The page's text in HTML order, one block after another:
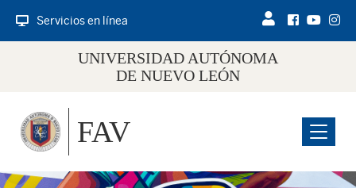
Servicios en línea
UNIVERSIDAD AUTÓNOMA
DE NUEVO LEÓN
Menu
FAV